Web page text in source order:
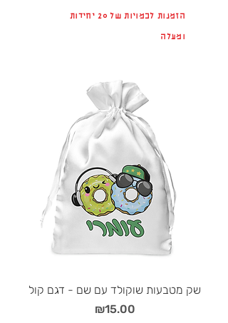
הזמנות לכמויות של 20 יחידות
ומעלה
שק מטבעות שוקולד עם שם - דגם קול
מחיר
₪15.00